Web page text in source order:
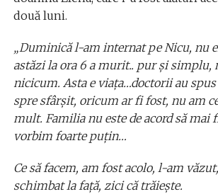
două luni.
„Duminică l-am internat pe Nicu, nu
astăzi la ora 6 a murit.. pur și simplu,
nicicum. Asta e viața…doctorii au
spre sfârșit, oricum ar fi fost, nu am
mult. Familia nu este de acord să mai
vorbim foarte puțin…
Ce să facem, am fost acolo, l-am
schimbat la față, zici că trăiește.